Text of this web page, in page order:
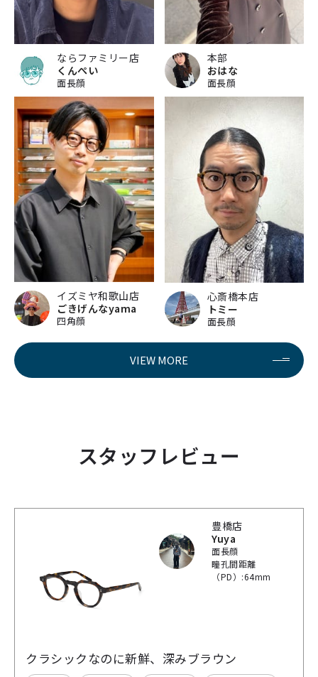
ならファミリー店
くんぺい
面長顔
本部
おはな
面長顔
イズミヤ和歌山店
ごきげんなyama
四角顔
心斎橋本店
トミー
面長顔
VIEW MORE
スタッフレビュー
豊橋店
Yuya
面長顔
瞳孔間距離
（PD）:64mm
クラシックなのに新鮮、深みブラウン